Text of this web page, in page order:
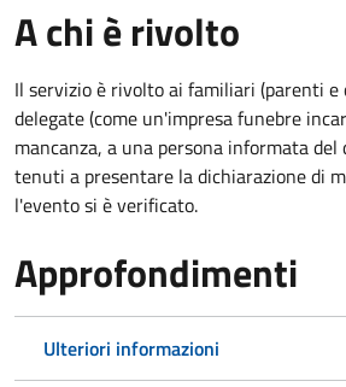
A chi è rivolto
Il servizio è rivolto ai familiari (parenti e
delegate (come un'impresa funebre
mancanza, a una persona informata del
tenuti a presentare la dichiarazione di
l'evento si è verificato.
Approfondimenti
Ulteriori informazioni